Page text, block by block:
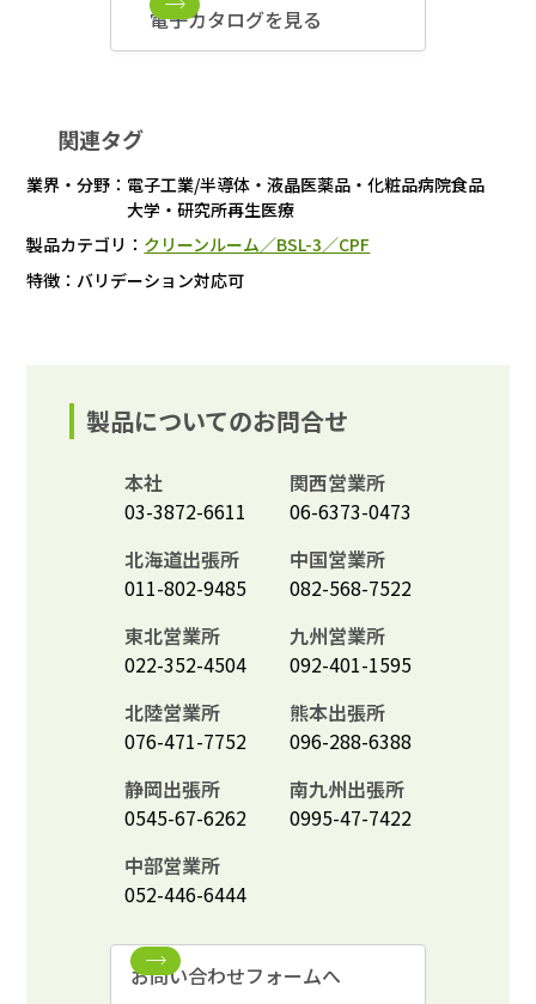
電子カタログを見る
関連タグ
業界・分野： 電子工業/半導体・液晶医薬品・化粧品病院食品
大学・研究所再生医療
製品カテゴリ： クリーンルーム／BSL-3／CPF
特徴： バリデーション対応可
製品についてのお問合せ
本社
03-3872-6611
北海道出張所
011-802-9485
東北営業所
022-352-4504
北陸営業所
076-471-7752
静岡出張所
0545-67-6262
中部営業所
052-446-6444
関西営業所
06-6373-0473
中国営業所
082-568-7522
九州営業所
092-401-1595
熊本出張所
096-288-6388
南九州出張所
0995-47-7422
お問い合わせフォームへ